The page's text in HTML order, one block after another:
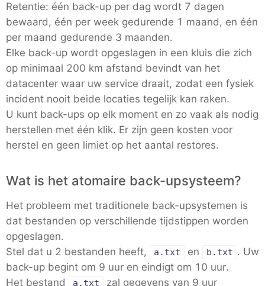
Retentie: één back-up per dag wordt 7 dagen
bewaard, één per week gedurende 1 maand, en één
per maand gedurende 3 maanden.
Elke back-up wordt opgeslagen in een kluis die zich
op minimaal 200 km afstand bevindt van het
datacenter waar uw service draait, zodat een fysiek
incident nooit beide locaties tegelijk kan raken.
U kunt back-ups op elk moment en zo vaak als nodig
herstellen met één klik. Er zijn geen kosten voor
herstel en geen limiet op het aantal restores.
Wat is het atomaire back-upsysteem?
Het probleem met traditionele back-upsystemen is
dat bestanden op verschillende tijdstippen worden
opgeslagen.
Stel dat u 2 bestanden heeft,
a.txt en b.txt . Uw
back-up begint om 9 uur en eindigt om 10 uur.
Het bestand
a.txt zal gegevens van 9 uur